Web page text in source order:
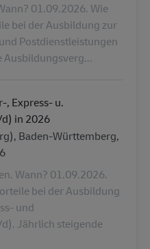
01.09.2026. Wie
bei der Ausbildung zur
Postdienstleistungen
, Express- u.
in 2026
Baden-Württemberg,
Wann? 01.09.2026.
bei der Ausbildung
und
Jährlich steigende